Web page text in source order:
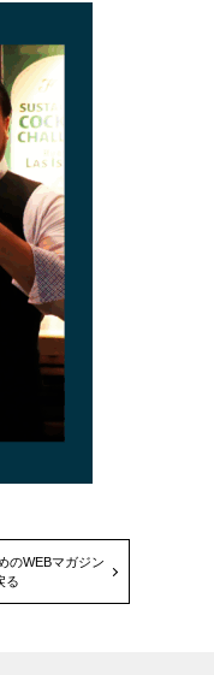
のWEBマガジン
る